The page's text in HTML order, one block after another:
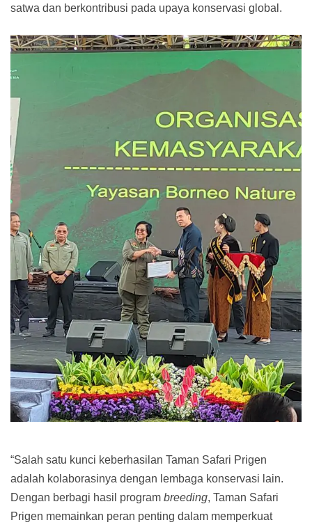
satwa dan berkontribusi pada upaya konservasi global.
“Salah satu kunci keberhasilan Taman Safari Prigen
adalah kolaborasinya dengan lembaga konservasi lain.
Dengan berbagi hasil program breeding, Taman Safari
Prigen memainkan peran penting dalam memperkuat